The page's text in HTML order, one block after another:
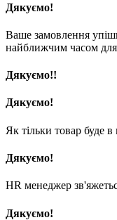
Дякуємо!
Ваше замовлення
найближчим часом
Дякуємо!!
Дякуємо!
Як тільки товар буде
Дякуємо!
HR менеджер
Дякуємо!